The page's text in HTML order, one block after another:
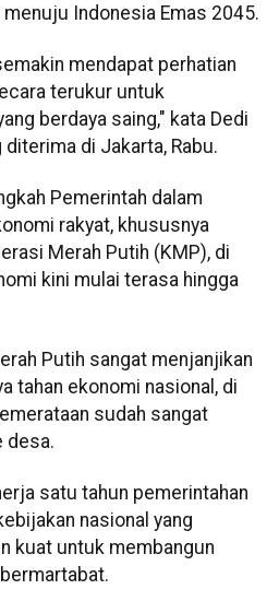
Indonesia Emas 2045.
mendapat perhatian
terukur untuk
berdaya saing," kata Dedi
di Jakarta, Rabu.
Pemerintah dalam
rakyat, khususnya
Merah Putih (KMP), di
kini mulai terasa hingga
Putih sangat menjanjikan
tahan ekonomi nasional, di
sudah sangat
desa.
satu tahun pemerintahan
nasional yang
kuat untuk membangun